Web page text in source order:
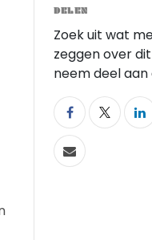
DELEN
Zoek uit wat
zeggen over
neem deel